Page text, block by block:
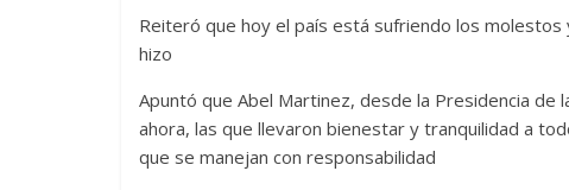
Reiteró que hoy el país está sufriendo los
hizo
Apuntó que Abel Martinez, desde la Presidencia de
ahora, las que llevaron bienestar y tranquilidad a
que se manejan con responsabilidad